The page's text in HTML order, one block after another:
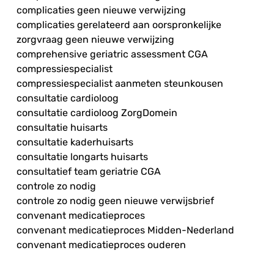
complicaties geen nieuwe verwijzing
complicaties gerelateerd aan oorspronkelijke
zorgvraag geen nieuwe verwijzing
comprehensive geriatric assessment CGA
compressiespecialist
compressiespecialist aanmeten steunkousen
consultatie cardioloog
consultatie cardioloog ZorgDomein
consultatie huisarts
consultatie kaderhuisarts
consultatie longarts huisarts
consultatief team geriatrie CGA
controle zo nodig
controle zo nodig geen nieuwe verwijsbrief
convenant medicatieproces
convenant medicatieproces Midden-Nederland
convenant medicatieproces ouderen